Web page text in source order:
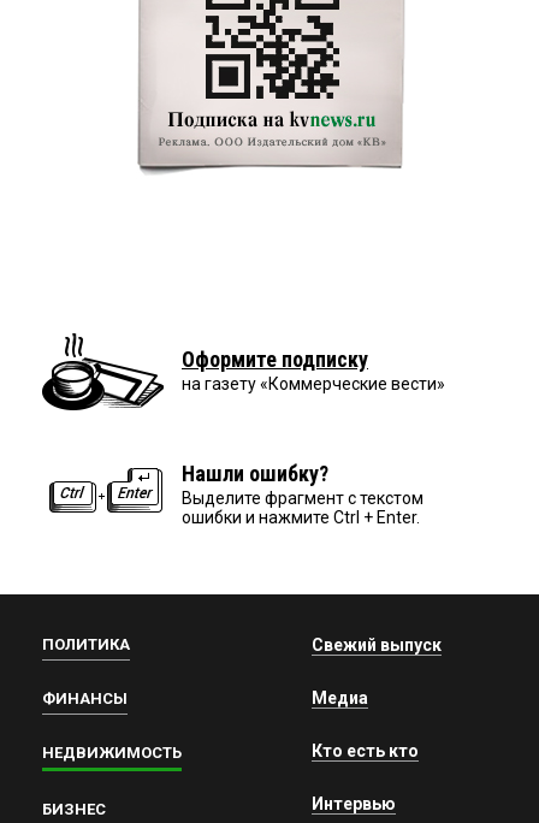
Оформите подписку
на газету «Коммерческие вести»
Нашли ошибку?
Выделите фрагмент с текстом
ошибки и нажмите Ctrl + Enter.
ПОЛИТИКА
ФИНАНСЫ
НЕДВИЖИМОСТЬ
БИЗНЕС
Свежий выпуск
Медиа
Кто есть кто
Интервью